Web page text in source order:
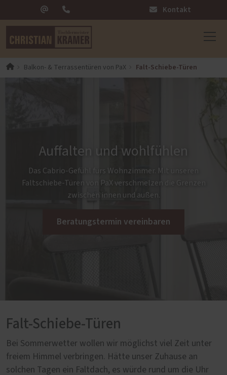
Kontakt
Balkon- & Terrassentüren von PaX Falt-Schiebe-Türen
Auffalten und wohlfühlen
Das Cabrio-Gefühl fürs Wohnzimmer. Mit unseren
Faltschiebe-Türen von PaX verschmelzen die Grenzen
zwischen innen und außen.
Beratungstermin vereinbaren
Falt-Schiebe-Türen
Bei Sommerwetter wollen wir möglichst viel Zeit unter
freiem Himmel verbringen. Hätte unser Zuhause an
solchen Tagen ein Faltdach, es würde rund um die Uhr